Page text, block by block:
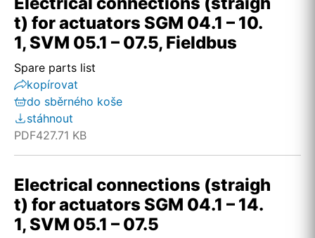
t) for actuators SGM 04.1 – 10.
1, SVM 05.1 – 07.5, Fieldbus
Spare parts list
kopírovat
do sběrného koše
stáhnout
PDF427.71 KB
Electrical connections (straigh
t) for actuators SGM 04.1 – 14.
1, SVM 05.1 – 07.5